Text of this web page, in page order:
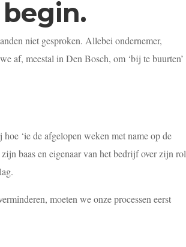
niet gesproken. Allebei ondernemer,
af, meestal in Den Bosch, om ‘bij te buurten’
‘ie de afgelopen weken met name op de
baas en eigenaar van het bedrijf over zijn rol
moeten we onze processen eerst